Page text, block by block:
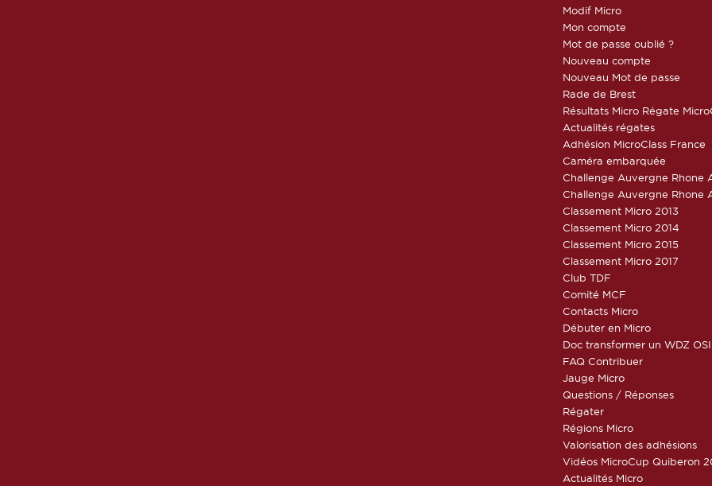
Modif Micro
Mon compte
Mot de passe oublié ?
Nouveau compte
Nouveau Mot de passe
Rade de Brest
Résultats Micro Régate
Actualités régates
Adhésion MicroClass France
Caméra embarquée
Challenge Auvergne Rhone
Challenge Auvergne Rhone
Classement Micro 2013
Classement Micro 2014
Classement Micro 2015
Classement Micro 2017
Club TDF
Comité MCF
Contacts Micro
Débuter en Micro
Doc transformer un WDZ
FAQ Contribuer
Jauge Micro
Questions / Réponses
Régater
Régions Micro
Valorisation des adhésions
Vidéos MicroCup Quiberon
Actualités Micro